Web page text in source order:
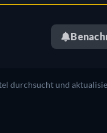
durchsucht und